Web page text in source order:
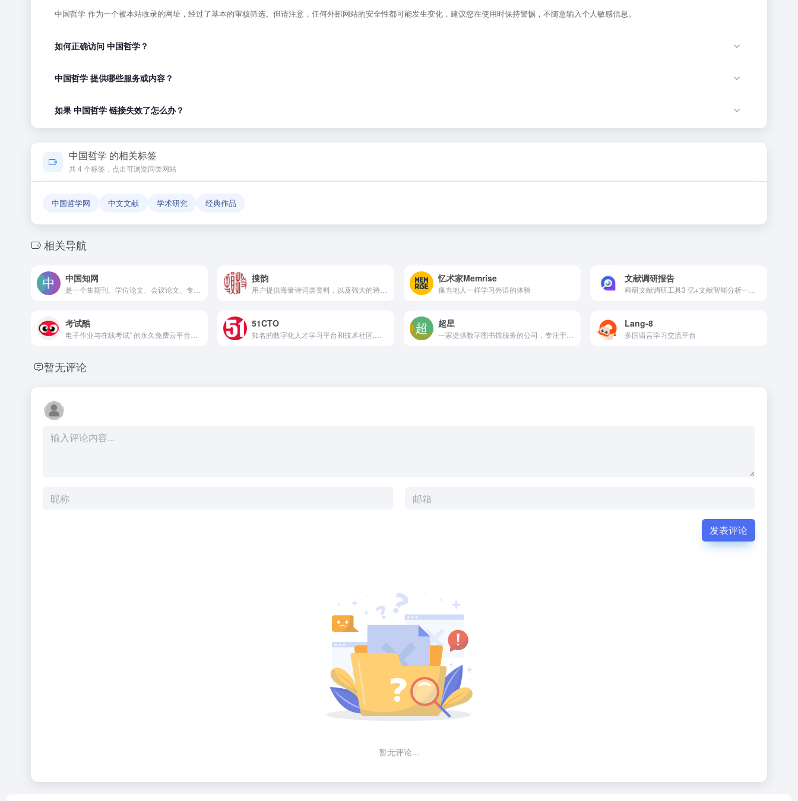
中国哲学 作为一个被本站收录的网址，经过了基本的审核筛选。但请注意，任何外部网站的安全性都可能发生变化，建议您在使用时保持警惕，不随意输入个人敏感信息。
如何正确访问 中国哲学？
中国哲学 提供哪些服务或内容？
如果 中国哲学 链接失效了怎么办？
如果发现链接无法打开或内容已变更，您可以使用页面上的「反馈」功能向我们报告，我们会尽快核实并更新网址信息，确保导航链接的准确性和有效性。
中国哲学 的相关标签
共 4 个标签，点击可浏览同类网站
中国哲学网 中文文献 学术研究 经典作品
相关导航
中国知网 搜韵 忆术家Memrise
像当地人一样学习外语的体验
文献调研报告
考试酷 51CTO 超星 Lang-8
多国语言学习交流平台
暂无评论
发表评论
暂无评论...